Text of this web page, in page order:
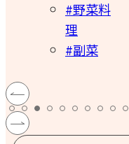
#生春巻
き
#副菜